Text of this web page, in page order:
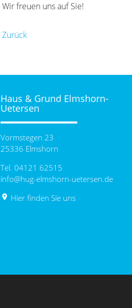
Wir freuen uns auf Sie!
Zurück
Haus & Grund Elmshorn-
Uetersen
Vormstegen 23
25336 Elmshorn
Tel. 04121 62515
info@hug-elmshorn-uetersen.de
place Hier finden Sie uns